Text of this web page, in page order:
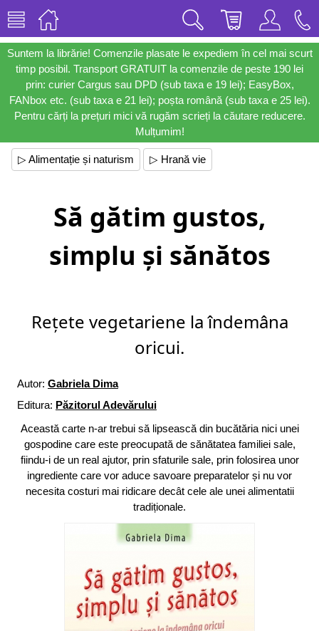
Suntem la librărie! Comenzile plasate le expediem în cel mai scurt
timp posibil. Transport GRATUIT la comenzile de peste 190 lei
prin: curier Cargus sau DPD (sub taxa e 19 lei); EasyBox,
FANbox etc. (sub taxa e 21 lei); poșta română (sub taxa e 25 lei).
Pentru cărți la prețuri mici vă rugăm scrieți la căutare reducere.
Mulțumim!
▷ Alimentație și naturism ▷ Hrană vie
Să gătim gustos,
simplu și sănătos
Rețete vegetariene la îndemâna
oricui.
Autor: Gabriela Dima
Editura: Păzitorul Adevărului
Această carte n-ar trebui să lipsească din bucătăria nici unei
gospodine care este preocupată de sănătatea familiei sale,
fiindu-i de un real ajutor, prin sfaturile sale, prin folosirea unor
ingrediente care vor aduce savoare preparatelor și nu vor
necesita costuri mai ridicare decât cele ale unei alimentatii
tradiționale.